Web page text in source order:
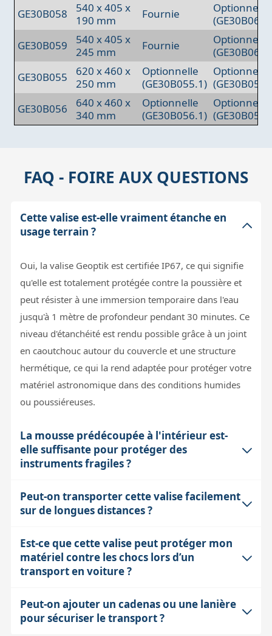
GE30B058
540 x 405 x
190 mm
Fournie
(GE30B060)
GE30B059
540 x 405 x
245 mm
Fournie
(GE30B060)
GE30B055
620 x 460 x
250 mm
Optionnelle
(GE30B055.1) (GE30B057)
GE30B056
640 x 460 x
340 mm
Optionnelle
(GE30B056.1) (GE30B057)
FAQ - FOIRE AUX QUESTIONS
Cette valise est-elle vraiment étanche en
usage terrain ?
Oui, la valise Geoptik est certifiée IP67, ce qui signifie
qu'elle est totalement protégée contre la poussière et
peut résister à une immersion temporaire dans l'eau
jusqu'à 1 mètre de profondeur pendant 30 minutes. Ce
niveau d'étanchéité est rendu possible grâce à un joint
en caoutchouc autour du couvercle et une structure
hermétique, ce qui la rend adaptée pour protéger votre
matériel astronomique dans des conditions humides
ou poussiéreuses.
La mousse prédécoupée à l'intérieur est-
elle suffisante pour protéger des
instruments fragiles ?
La mousse prédécoupée fournie est conçue pour offrir
une protection personnalisable en absorbant les chocs
instruments particulièrement fragiles ou aux formes
atypiques, il est conseillé d’ajuster la mousse avec soin
d’éviter tout mouvement pendant le transport.
Peut-on transporter cette valise facilement
sur de longues distances ?
Le modèle 300x225x135 mm est compact et léger
grâce à sa structure en polypropylène sans parties
métalliques, ce qui facilite son transport à la main.
deux personnes. En revanche, ce modèle ne dispose
Est-ce que cette valise peut protéger mon
matériel contre les chocs lors d’un
transport en voiture ?
Oui, la valise est conçue avec une coque rigide et un
polymère résistant aux chocs et à l’empilement, ce qui
Peut-on ajouter un cadenas ou une lanière
pour sécuriser le transport ?